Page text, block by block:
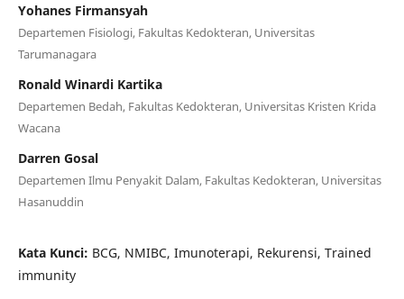
Yohanes Firmansyah
Departemen Fisiologi, Fakultas Kedokteran, Universitas
Tarumanagara
Ronald Winardi Kartika
Departemen Bedah, Fakultas Kedokteran, Universitas Kristen Krida
Wacana
Darren Gosal
Departemen Ilmu Penyakit Dalam, Fakultas Kedokteran, Universitas
Hasanuddin
Kata Kunci: BCG, NMIBC, Imunoterapi, Rekurensi, Trained
immunity